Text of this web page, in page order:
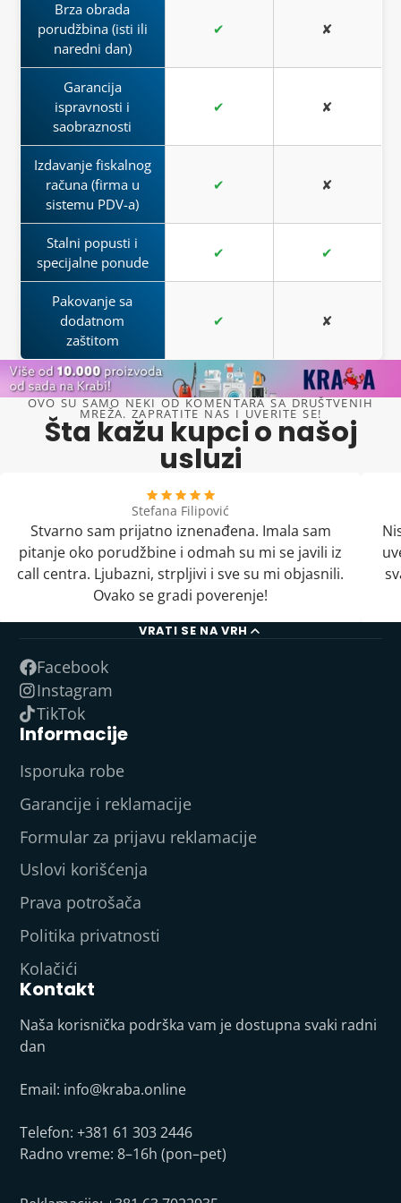
Brza obrada
porudžbina (isti ili
naredni dan)
✔ ✘
Garancija
ispravnosti i
saobraznosti
✔ ✘
Izdavanje fiskalnog
računa (firma u
sistemu PDV-a)
✔ ✘
Stalni popusti i
specijalne ponude
✔ ✔
Pakovanje sa
dodatnom
zaštitom
✔ ✘
OVO SU SAMO NEKI OD KOMENTARA SA DRUŠTVENIH
MREŽA. ZAPRATITE NAS I UVERITE SE!
Šta kažu kupci o našoj
usluzi
Stefana Filipović
Stvarno sam prijatno iznenađena. Imala sam
pitanje oko porudžbine i odmah su mi se javili iz
call centra. Ljubazni, strpljivi i sve su mi objasnili.
Ovako se gradi poverenje!
VRATI SE NA VRH
Facebook
Instagram
TikTok
Informacije
Isporuka robe
Garancije i reklamacije
Formular za prijavu reklamacije
Uslovi korišćenja
Prava potrošača
Politika privatnosti
Kolačići
Kontakt
Naša korisnička podrška vam je dostupna svaki radni
dan
Email: info@kraba.online
Telefon: +381 61 303 2446
Radno vreme: 8–16h (pon–pet)